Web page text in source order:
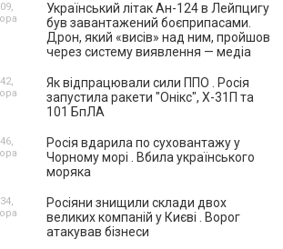
Український літак Ан-124 в Лейпцигу
був завантажений боєприпасами.
Дрон, який «висів» над ним, пройшов
через систему виявлення — медіа
Як відпрацювали сили ППО . Росія
запустила ракети "Онікс", Х-31П та
101 БпЛА
Росія вдарила по суховантажу у
Чорному морі . Вбила українського
моряка
Росіяни знищили склади двох
великих компаній у Києві . Ворог
атакував бізнеси